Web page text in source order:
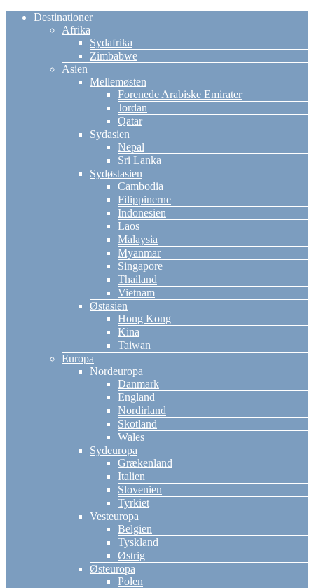
Destinationer
Afrika
Sydafrika
Zimbabwe
Asien
Mellemøsten
Forenede Arabiske Emirater
Jordan
Qatar
Sydasien
Nepal
Sri Lanka
Sydøstasien
Cambodia
Filippinerne
Indonesien
Laos
Malaysia
Myanmar
Singapore
Thailand
Vietnam
Østasien
Hong Kong
Kina
Taiwan
Europa
Nordeuropa
Danmark
England
Nordirland
Skotland
Wales
Sydeuropa
Grækenland
Italien
Slovenien
Tyrkiet
Vesteuropa
Belgien
Tyskland
Østrig
Østeuropa
Polen